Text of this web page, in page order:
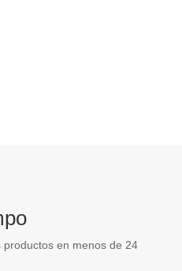
productos en menos de 24